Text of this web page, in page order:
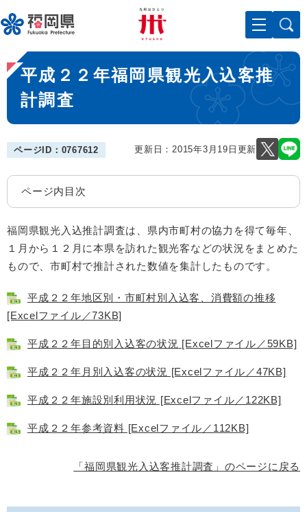
ー
ジ
先
頭
。
メニューを飛ばして本文へ
本
文
平成２２年福岡県観光入込客推
計調査
ページID：0767612 更新日：2015年3月19日更新
ページ内目次
福岡県観光入込推計調査は、県内市町村の協力を得て毎年、
１月から１２月に本県を訪れた観光客などの状況をまとめた
もので、市町村で推計された数値を集計したものです。
平成２２年地区別・市町村別入込客、消費額の推移
[Excelファイル／73KB]
平成２２年目的別入込客の状況 [Excelファイル／59KB]
平成２２年月別入込客の状況 [Excelファイル／47KB]
平成２２年施設別利用状況 [Excelファイル／122KB]
平成２２年参考資料 [Excelファイル／112KB]
「福岡県観光入込客推計調査」のページに戻る